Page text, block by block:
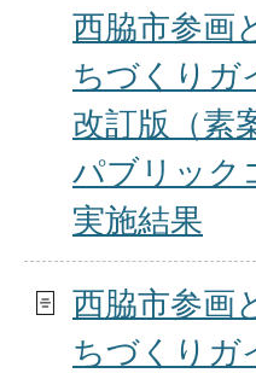
西脇市参画
ちづくりガ
改訂版（素
パブリック
実施結果
西脇市参画
ちづくりガ